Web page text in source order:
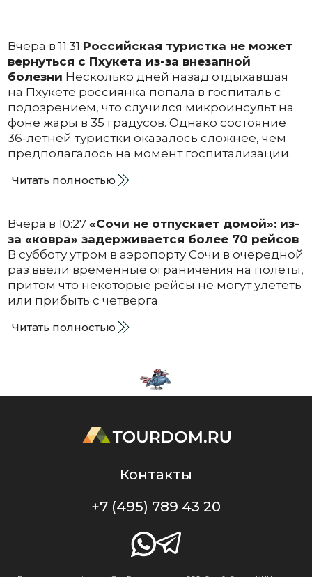
Вчера в 11:31 Российская туристка не может
вернуться с Пхукета из-за внезапной
болезни Несколько дней назад отдыхавшая
на Пхукете россиянка попала в госпиталь с
подозрением, что случился микроинсульт на
фоне жары в 35 градусов. Однако состояние
36-летней туристки оказалось сложнее, чем
предполагалось на момент госпитализации.
Читать полностью
Вчера в 10:27 «Сочи не отпускает домой»: из-
за «ковра» задерживается более 70 рейсов
В субботу утром в аэропорту Сочи в очередной
раз ввели временные ограничения на полеты,
притом что некоторые рейсы не могут улететь
или прибыть с четверга.
Читать полностью
Контакты
+7 (495) 789 43 20